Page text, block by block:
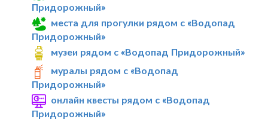
Придорожный»
места для прогулки рядом с «Водопад
Придорожный»
музеи рядом с «Водопад Придорожный»
муралы рядом с «Водопад
Придорожный»
онлайн квесты рядом с «Водопад
Придорожный»